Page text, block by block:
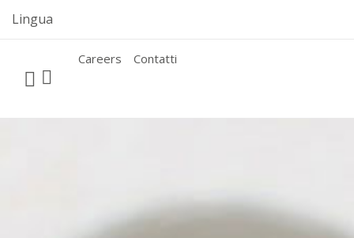
Lingua
Careers Contatti